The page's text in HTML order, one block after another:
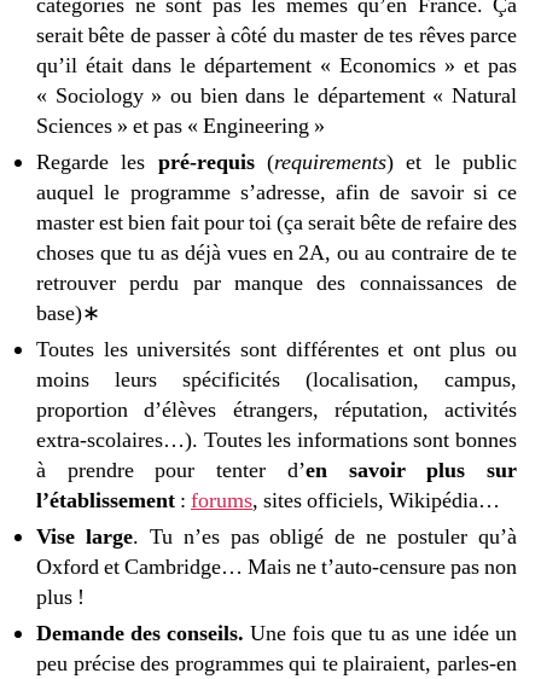
serait bête de passer à côté du master de tes rêves parce
qu’il était dans le département « Economics » et pas
« Sociology » ou bien dans le département « Natural
Sciences » et pas « Engineering »
Regarde les pré-requis(requirements) et le public
auquel le programme s’adresse, afin de savoir si ce
master est bien fait pour toi (ça serait bête de refaire des
choses que tu as déjà vues en 2A, ou au contraire de te
retrouver perdu par manque des connaissances de
base)∗
Toutes les universités sont différentes et ont plus ou
moins leurs spécificités (localisation, campus,
proportion d’élèves étrangers, réputation, activités
extra-scolaires…). Toutes les informations sont bonnes
à prendre pour tenter d’en savoir plus sur
l’établissement : forums, sites officiels, Wikipédia…
Vise large. Tu n’es pas obligé de ne postuler qu’à
Oxford et Cambridge… Mais ne t’auto-censure pas non
plus !
Demande des conseils. Une fois que tu as une idée un
peu précise des programmes qui te plairaient, parles-en